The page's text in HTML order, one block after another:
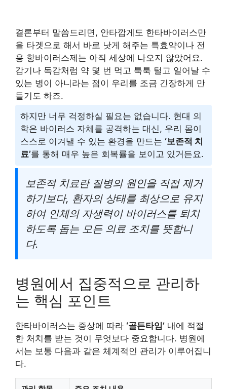
결론부터 말씀드리면, 안타깝게도 한타바이러스만
을 타겟으로 해서 바로 낫게 해주는 특효약이나 전
용 항바이러스제는 아직 세상에 나오지 않았어요.
감기나 독감처럼 약 몇 번 먹고 툭툭 털고 일어날 수
있는 병이 아니라는 점이 우리를 조금 긴장하게 만
들기도 하죠.
하지만 너무 걱정하실 필요는 없습니다. 현대 의
학은 바이러스 자체를 공격하는 대신, 우리 몸이
스스로 이겨낼 수 있는 환경을 만드는 ‘보존적 치
료’를 통해 매우 높은 회복률을 보이고 있거든요.
보존적 치료란 질병의 원인을 직접 제거
하기보다, 환자의 상태를 최상으로 유지
하여 인체의 자생력이 바이러스를 퇴치
하도록 돕는 모든 의료 조치를 뜻합니
다.
병원에서 집중적으로 관리하
는 핵심 포인트
한타바이러스는 증상에 따라 ‘골든타임’ 내에 적절
한 처치를 받는 것이 무엇보다 중요합니다. 병원에
서는 보통 다음과 같은 체계적인 관리가 이루어집니
다.